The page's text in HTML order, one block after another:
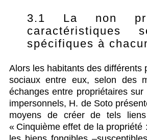
3.1 La non
caractéristiques
spécifiques à
Alors les habitants des différents
sociaux entre eux, selon des
échanges entre propriétaires
impersonnels, H. de Soto
moyens de créer de tels
« Cinquième effet de la